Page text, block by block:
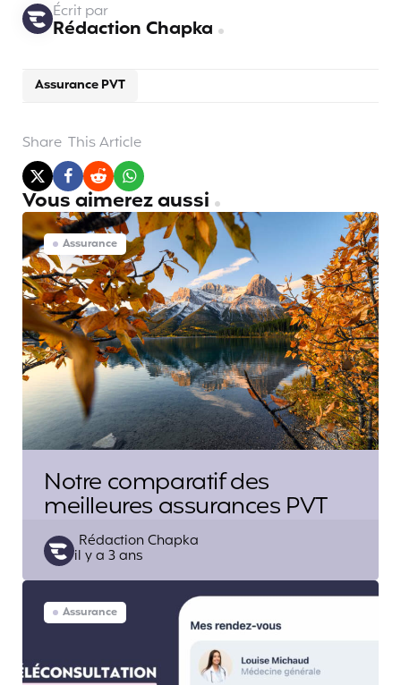
Assurance PVT
Écrit par
Rédaction Chapka
Share This Article
Vous aimerez aussi
Assurance
Notre comparatif des
meilleures assurances PVT
Posted
by
Rédaction Chapka
il y a 3 ans
Assurance